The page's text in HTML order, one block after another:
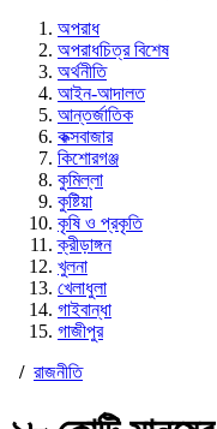
অপরাধ
অপরাধচিত্র বিশেষ
অর্থনীতি
আইন-আদালত
আন্তর্জাতিক
কক্সবাজার
কিশোরগঞ্জ
কুমিল্লা
কুষ্টিয়া
কৃষি ও প্রকৃতি
ক্রীড়াঙ্গন
খুলনা
খেলাধুলা
গাইবান্ধা
গাজীপুর
/ রাজনীতি